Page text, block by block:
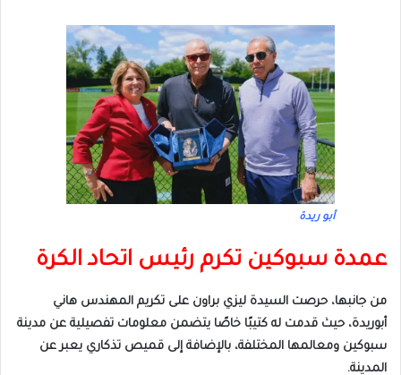
أبو ريدة
عمدة سبوكين تكرم رئيس اتحاد الكرة
من جانبها، حرصت السيدة ليزي براون على تكريم المهندس هاني
أبوريدة، حيث قدمت له كتيبًا خاصًا يتضمن معلومات تفصيلية عن مدينة
سبوكين ومعالمها المختلفة، بالإضافة إلى قميص تذكاري يعبر عن
المدينة.